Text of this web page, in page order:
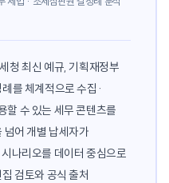
청 최신 예규, 기획재정부
를 체계적으로 수집·
할 수 있는 세무 콘텐츠를
넘어 개별 납세자가
나리오를 데이터 중심으로
검토와 공식 출처